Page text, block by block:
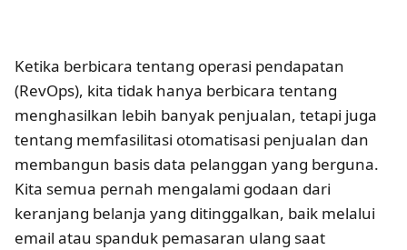
Ketika berbicara tentang operasi pendapatan
(RevOps), kita tidak hanya berbicara tentang
menghasilkan lebih banyak penjualan, tetapi juga
tentang memfasilitasi otomatisasi penjualan dan
membangun basis data pelanggan yang berguna.
Kita semua pernah mengalami godaan dari
keranjang belanja yang ditinggalkan, baik melalui
email atau spanduk pemasaran ulang saat